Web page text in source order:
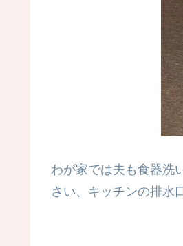
わが家では夫も食器洗
さい、キッチンの排水